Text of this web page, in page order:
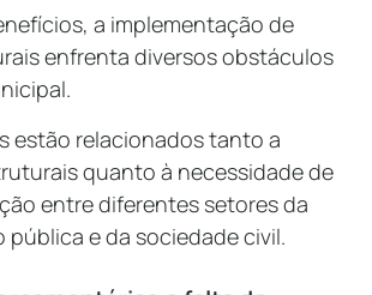
a implementação de
enfrenta diversos obstáculos
estão relacionados tanto a
quanto à necessidade de
entre diferentes setores da
pública e da sociedade civil.